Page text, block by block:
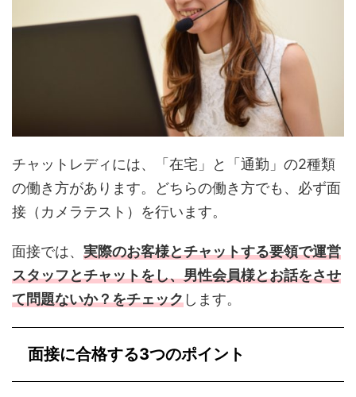
チャットレディには、「在宅」と「通勤」の2種類
の働き方があります。どちらの働き方でも、必ず面
接（カメラテスト）を行います。
面接では、 実際のお客様とチャットする要領で運営
スタッフとチャットをし、男性会員様とお話をさせ
て問題ないか？をチェックします。
面接に合格する3つのポイント